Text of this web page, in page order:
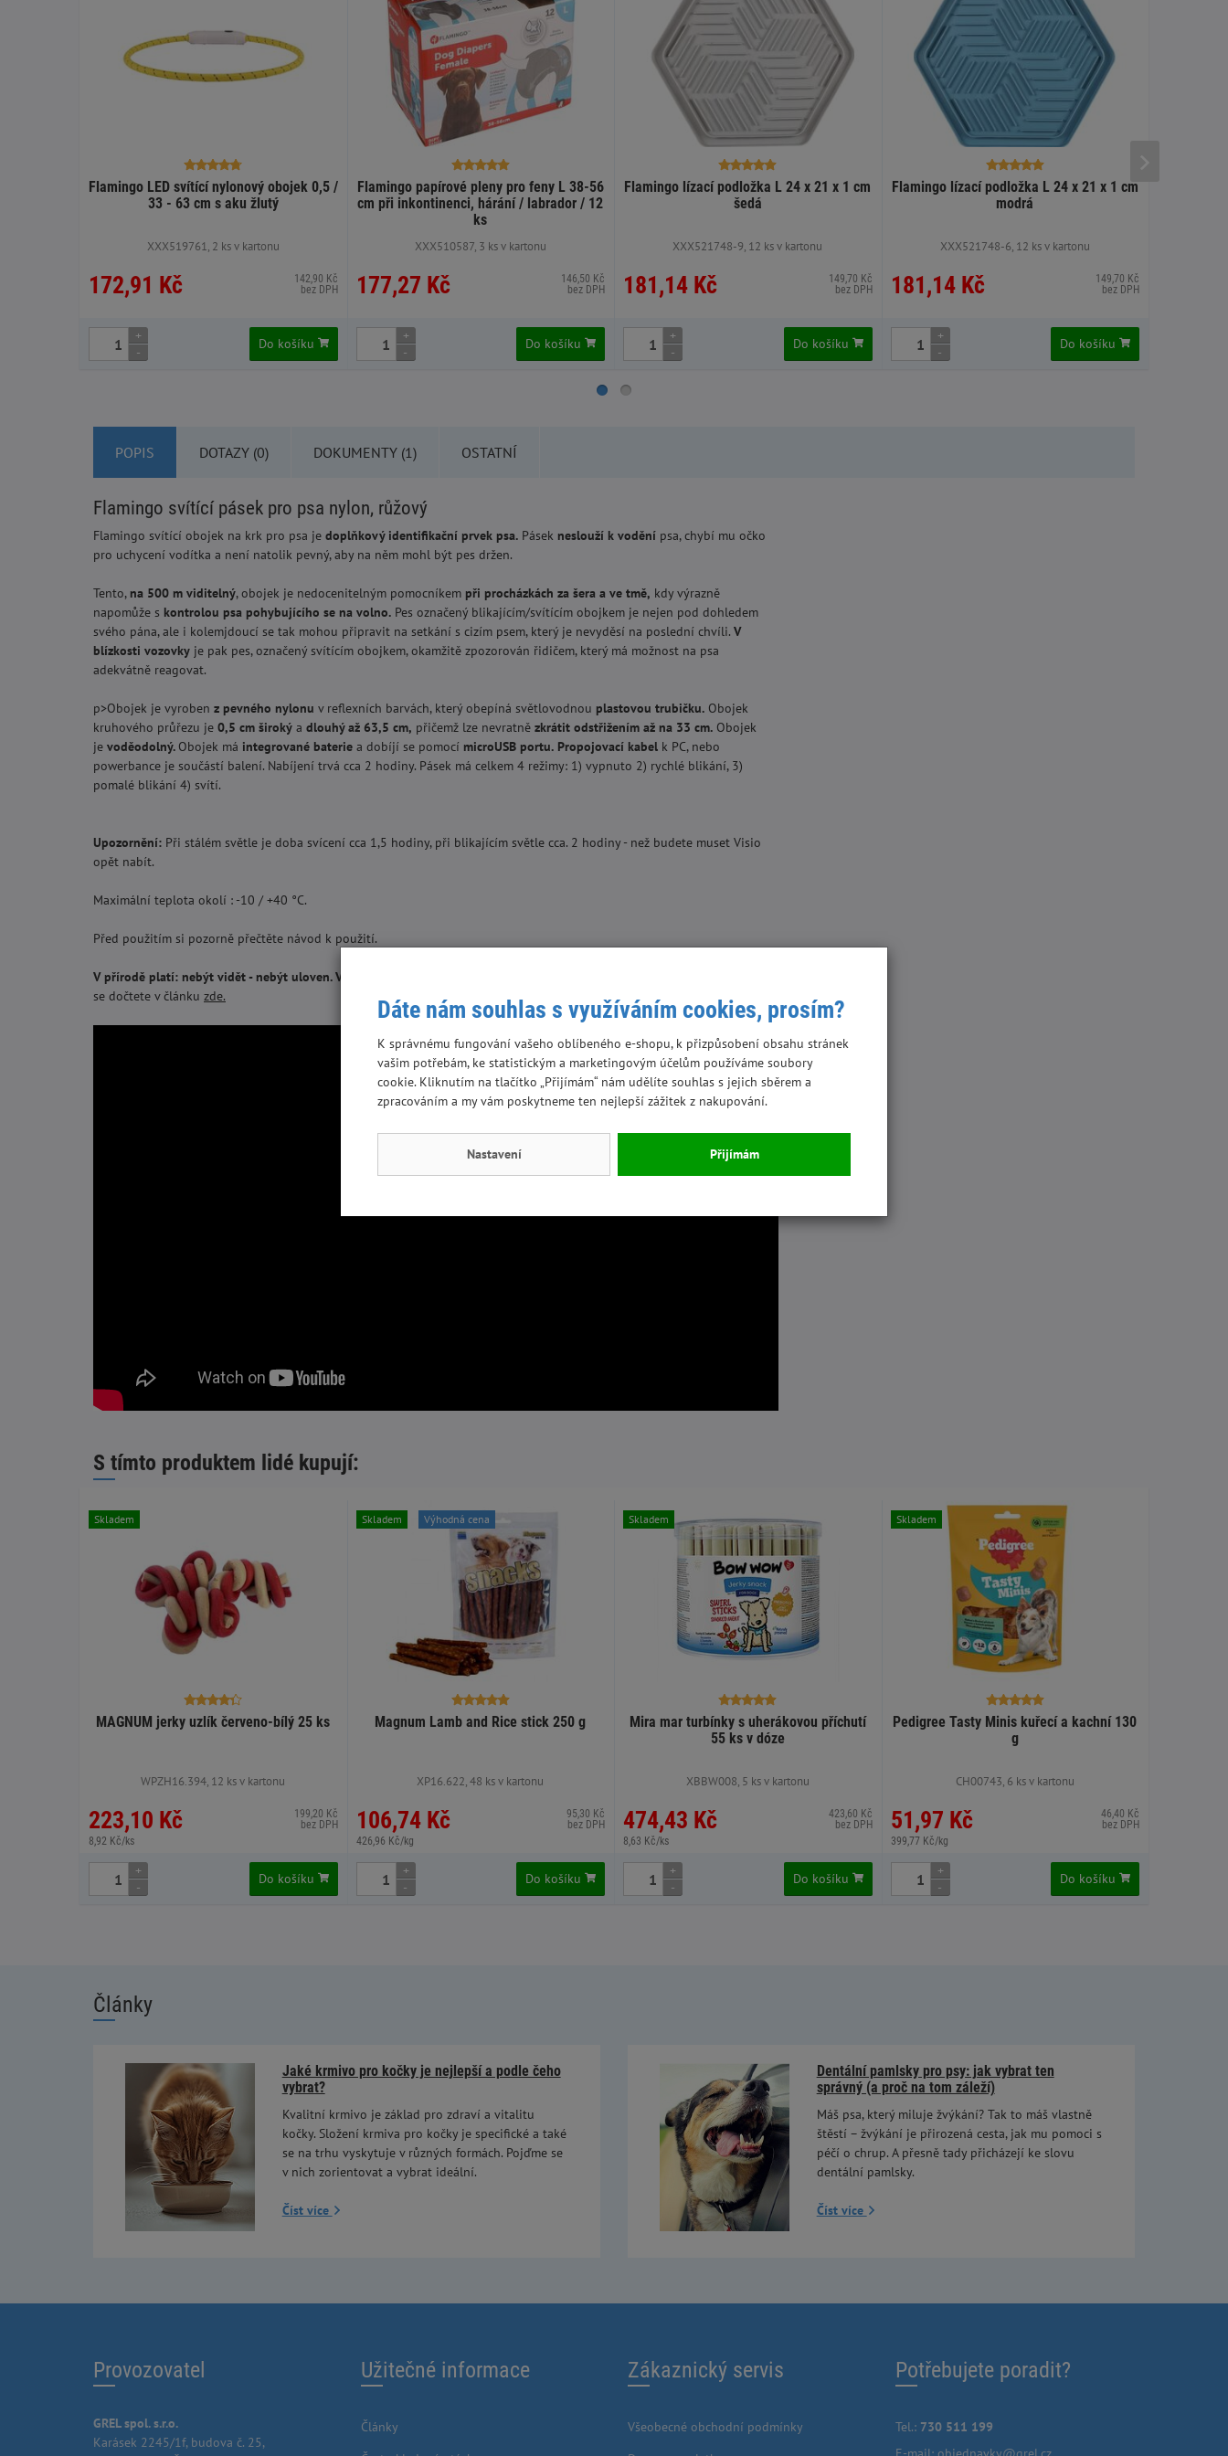
Flamingo LED svítící nylonový obojek 0,5 /
33 - 63 cm s aku žlutý
XXX519761, 2 ks v kartonu
172,91 Kč
142,90 Kč
bez DPH
+
-
Do košíku
Flamingo papírové pleny pro feny L 38-56
cm při inkontinenci, hárání / labrador / 12
ks
XXX510587, 3 ks v kartonu
177,27 Kč
146,50 Kč
bez DPH
+
-
Do košíku
Flamingo lízací podložka L 24 x 21 x 1 cm
šedá
XXX521748-9, 12 ks v kartonu
181,14 Kč
149,70 Kč
bez DPH
+
-
Do košíku
Flamingo lízací podložka L 24 x 21 x 1 cm
modrá
XXX521748-6, 12 ks v kartonu
181,14 Kč
149,70 Kč
bez DPH
+
-
Do košíku
POPIS DOTAZY (0) DOKUMENTY (1) OSTATNÍ
Flamingo svítící pásek pro psa nylon, růžový
Flamingo svítící obojek na krk pro psa je doplňkový identifikační prvek psa. Pásek neslouží k vodění psa, chybí mu očko
pro uchycení vodítka a není natolik pevný, aby na něm mohl být pes držen.
Tento, na 500 m viditelný, obojek je nedocenitelným pomocníkem při procházkách za šera a ve tmě, kdy výrazně
napomůže s kontrolou psa pohybujícího se na volno. Pes označený blikajícím/svítícím obojkem je nejen pod dohledem
svého pána, ale i kolemjdoucí se tak mohou připravit na setkání s cizím psem, který je nevyděsí na poslední chvíli. V
blízkosti vozovky je pak pes, označený svítícím obojkem, okamžitě zpozorován řidičem, který má možnost na psa
adekvátně reagovat.
p>Obojek je vyroben z pevného nylonu v reflexních barvách, který obepíná světlovodnou plastovou trubičku. Obojek
kruhového průřezu je 0,5 cm široký a dlouhý až 63,5 cm, přičemž lze nevratně zkrátit odstřižením až na 33 cm. Obojek
je voděodolný. Obojek má integrované baterie a dobíjí se pomocí microUSB portu. Propojovací kabel k PC, nebo
powerbance je součástí balení. Nabíjení trvá cca 2 hodiny. Pásek má celkem 4 režimy: 1) vypnuto 2) rychlé blikání, 3)
pomalé blikání 4) svítí.
Upozornění: Při stálém světle je doba svícení cca 1,5 hodiny, při blikajícím světle cca. 2 hodiny - než budete muset Visio
opět nabít.
Maximální teplota okolí : -10 / +40 °C.
Před použitím si pozorně přečtěte návod k použití.
V přírodě platí: nebýt vidět - nebýt uloven. V moderní civilizaci znamená: BÝT VIDĚN - NEBÝT ULOVEN.
se dočtete v článku zde.
S tímto produktem lidé kupují:
MAGNUM jerky uzlík červeno-bílý 25 ks
WPZH16.394, 12 ks v kartonu
223,10 Kč
8,92 Kč/ks
199,20 Kč
bez DPH
Skladem
+
-
Do košíku
Magnum Lamb and Rice stick 250 g
XP16.622, 48 ks v kartonu
106,74 Kč
426,96 Kč/kg
95,30 Kč
bez DPH
Skladem Výhodná cena
+
-
Do košíku
Mira mar turbínky s uherákovou příchutí
55 ks v dóze
XBBW008, 5 ks v kartonu
474,43 Kč
8,63 Kč/ks
423,60 Kč
bez DPH
Skladem
+
-
Do košíku
Pedigree Tasty Minis kuřecí a kachní 130
g
CH00743, 6 ks v kartonu
51,97 Kč
399,77 Kč/kg
46,40 Kč
bez DPH
Skladem
+
-
Do košíku
Články
Jaké krmivo pro kočky je nejlepší a podle čeho
vybrat?
Kvalitní krmivo je základ pro zdraví a vitalitu
kočky. Složení krmiva pro kočky je specifické a také
se na trhu vyskytuje v různých formách. Pojďme se
v nich zorientovat a vybrat ideální.
Číst více
Dentální pamlsky pro psy: jak vybrat ten
správný (a proč na tom záleží)
Máš psa, který miluje žvýkání? Tak to máš vlastně
štěstí – žvýkání je přirozená cesta, jak mu pomoci s
péčí o chrup. A přesně tady přicházejí ke slovu
dentální pamlsky.
Číst více
Provozovatel
GREL spol. s.r.o.
Karásek 2245/1f, budova č. 25,
Užitečné informace
Články
Zákaznický servis
Všeobecné obchodní podmínky
Potřebujete poradit?
Tel.: 730 511 199
Dáte nám souhlas s využíváním cookies, prosím?
K správnému fungování vašeho oblíbeného e-shopu, k přizpůsobení obsahu stránek
vašim potřebám, ke statistickým a marketingovým účelům používáme soubory
cookie. Kliknutím na tlačítko „Přijímám“ nám udělíte souhlas s jejich sběrem a
zpracováním a my vám poskytneme ten nejlepší zážitek z nakupování.
Nastavení Přijímám